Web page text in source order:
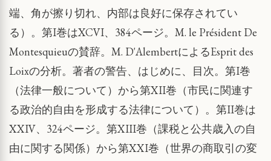
端、角が擦り切れ、内部は良好に保存されてい
る）。第I巻はXCVI、384ページ。M. le Président De
Montesquieuの賛辞。M. D'AlembertによるEsprit des
Loixの分析。著者の警告、はじめに、目次。第I巻
（法律一般について）から第XII巻（市民に関連す
る政治的自由を形成する法律について）。第II巻は
XXIV、324ページ。第XIII巻（課税と公共歳入の自
由に関する関係）から第XXI巻（世界の商取引の変